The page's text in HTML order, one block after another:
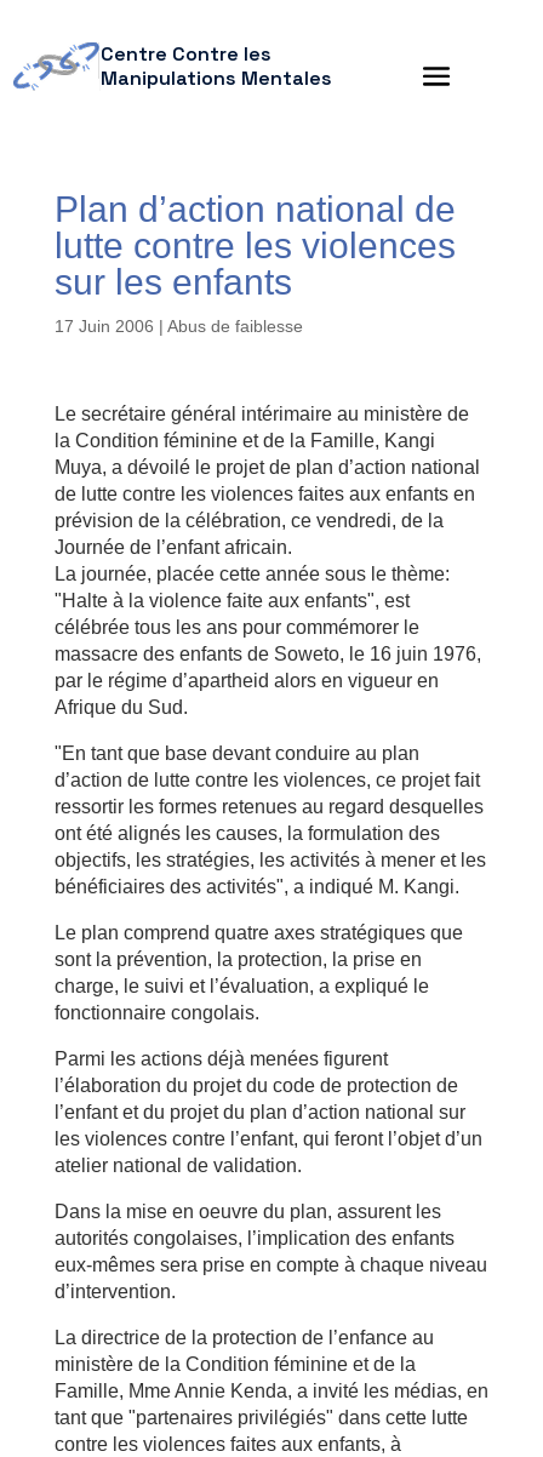
Centre Contre les
Manipulations Mentales
Plan d’action national de
lutte contre les violences
sur les enfants
17 Juin 2006 | Abus de faiblesse
Le secrétaire général intérimaire au ministère de
la Condition féminine et de la Famille, Kangi
Muya, a dévoilé le projet de plan d’action national
de lutte contre les violences faites aux enfants en
prévision de la célébration, ce vendredi, de la
Journée de l’enfant africain.
La journée, placée cette année sous le thème:
"Halte à la violence faite aux enfants", est
célébrée tous les ans pour commémorer le
massacre des enfants de Soweto, le 16 juin 1976,
par le régime d’apartheid alors en vigueur en
Afrique du Sud.
"En tant que base devant conduire au plan
d’action de lutte contre les violences, ce projet fait
ressortir les formes retenues au regard desquelles
ont été alignés les causes, la formulation des
objectifs, les stratégies, les activités à mener et les
bénéficiaires des activités", a indiqué M. Kangi.
Le plan comprend quatre axes stratégiques que
sont la prévention, la protection, la prise en
charge, le suivi et l’évaluation, a expliqué le
fonctionnaire congolais.
Parmi les actions déjà menées figurent
l’élaboration du projet du code de protection de
l’enfant et du projet du plan d’action national sur
les violences contre l’enfant, qui feront l’objet d’un
atelier national de validation.
Dans la mise en oeuvre du plan, assurent les
autorités congolaises, l’implication des enfants
eux-mêmes sera prise en compte à chaque niveau
d’intervention.
La directrice de la protection de l’enfance au
ministère de la Condition féminine et de la
Famille, Mme Annie Kenda, a invité les médias, en
tant que "partenaires privilégiés" dans cette lutte
contre les violences faites aux enfants, à